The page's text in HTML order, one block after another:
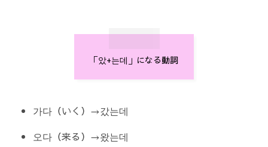
「았+는데」になる動詞
가다（いく）→갔는데
오다（来る）→왔는데